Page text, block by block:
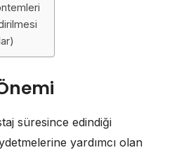
süresince edindiği
yardımcı olan